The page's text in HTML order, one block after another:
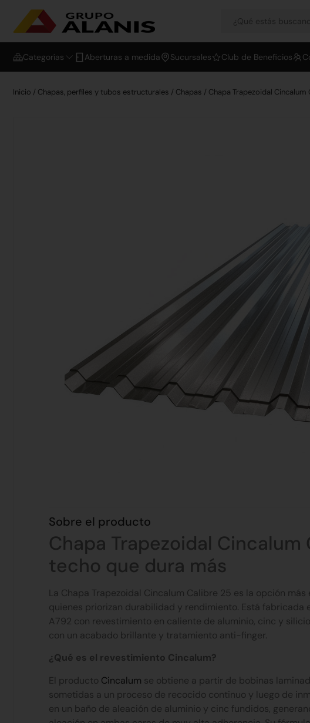
Categorías Aberturas a medida Sucursales Club de Beneficios
Inicio / Chapas, perfiles y tubos estructurales / Chapas / Chapa Trapezoidal Cincalum
Sobre el producto
Chapa Trapezoidal Cincalum
techo que dura más
La Chapa Trapezoidal Cincalum Calibre 25 es la opción más
quienes priorizan durabilidad y rendimiento. Está fabricada
A792 con revestimiento en caliente de aluminio, cinc y
con un acabado brillante y tratamiento anti-finger.
¿Qué es el revestimiento Cincalum?
El producto Cincalum se obtiene a partir de bobinas
sometidas a un proceso de recocido continuo y luego de
en un baño de aleación de aluminio y cinc fundidos,